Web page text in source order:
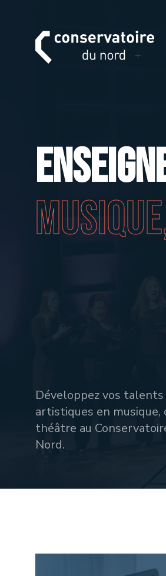
Développez vos talents
artistiques en musique,
théâtre au
Nord.